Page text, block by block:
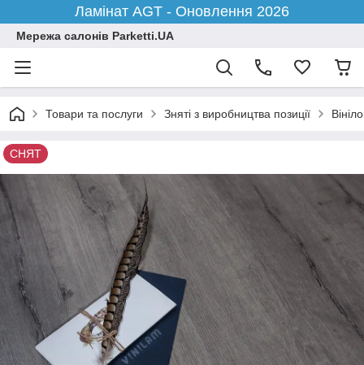
Ламінат AGT - Оновлення 2026
Мережа салонів Parketti.UA
Товари та послуги Зняті з виробництва позиції
СНЯТ